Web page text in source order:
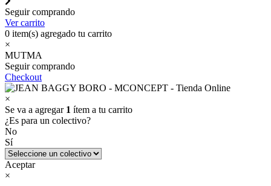
Seguir comprando
Ver carrito
0 item(s) agregado tu carrito
×
MUTMA
Seguir comprando
Checkout
×
Se va a agregar 1 ítem a tu carrito
¿Es para un colectivo?
No
Sí
Aceptar
×